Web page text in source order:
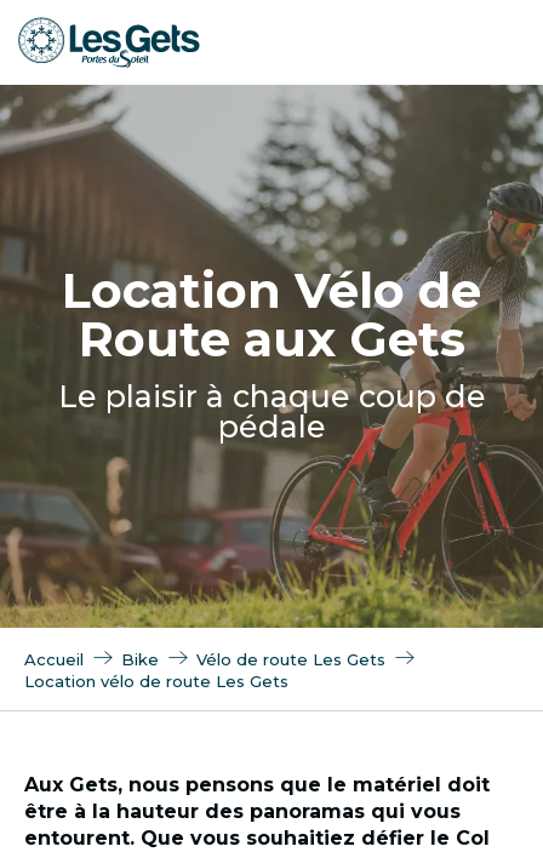
Aller
au
principal
Location Vélo de
Route aux Gets
Le plaisir à chaque coup de
pédale
Accueil Bike
Vélo de route Les Gets
Location vélo de route Les Gets
Aux Gets, nous pensons que le matériel doit
être à la hauteur des panoramas qui vous
entourent. Que vous souhaitiez défier le Col